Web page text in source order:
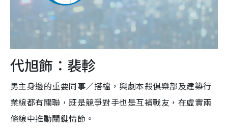
代旭飾：裴軫
男主身邊的重要同事／搭檔，與劇本殺俱樂部及建築行
業線都有關聯，既是競爭對手也是互補戰友，在虛實兩
條線中推動關鍵情節。